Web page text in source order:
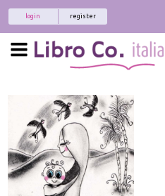
register
login